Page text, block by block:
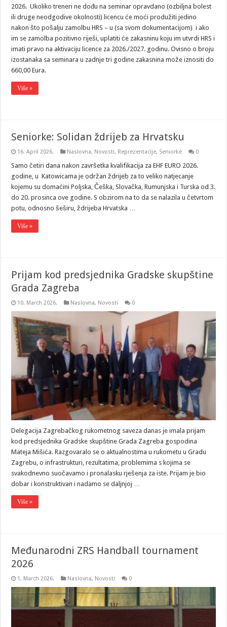
2026. Ukoliko treneri ne dođu na seminar opravdano (ozbiljna bolest
ili druge neodgodive okolnosti) licencu će moći produžiti jedino
nakon što pošalju zamolbu HRS – u (sa svom dokumentacijom) i ako
im se zamolba pozitivno riješi, uplatiti će zakasninu koju im utvrdi HRS i
imati pravo na aktivaciju licence za 2026./2027. godinu. Ovisno o broju
izostanaka sa seminara u zadnje tri godine zakasnina može iznositi do
660,00 Eura.
Više »
Seniorke: Solidan ždrijeb za Hrvatsku
16. April 2026. Naslovna, Novosti, Reprezentacije, Seniorke 0
Samo četiri dana nakon završetka kvalifikacija za EHF EURO 2026.
godine, u Katowicama je održan ždrijeb za to veliko natjecanje
kojemu su domaćini Poljska, Češka, Slovačka, Rumunjska i Turska od 3.
do 20. prosinca ove godine. S obzirom na to da se nalazila u četvrtom
potu, odnosno šeširu, ždrijeba Hrvatska …
Više »
Prijam kod predsjednika Gradske skupštine
Grada Zagreba
10. March 2026. Naslovna, Novosti 0
Delegacija Zagrebačkog rukometnog saveza danas je imala prijam
kod predsjednika Gradske skupštine Grada Zagreba gospodina
Mateja Mišića. Razgovaralo se o aktualnostima u rukometu u Gradu
Zagrebu, o infrastrukturi, rezultatima, problemima s kojima se
svakodnevno suočavamo i pronalasku rješenja za iste. Prijam je bio
dobar i konstruktivan i nadamo se daljnjoj …
Više »
Međunarodni ZRS Handball tournament
2026
1. March 2026. Naslovna, Novosti 0